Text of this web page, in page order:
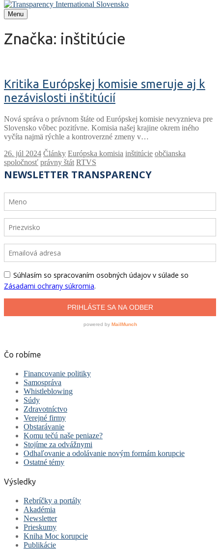
Menu
Značka: inštitúcie
Kritika Európskej komisie smeruje aj k
nezávislosti inštitúcií
Nová správa o právnom štáte od Európskej komisie nevyznieva pre
Slovensko vôbec pozitívne. Komisia našej krajine okrem iného
vyčíta najmä rýchle a kontroverzné zmeny v…
Články Európska komisia inštitúcie občianska
spoločnosť právny štát RTVS
Čo robíme
Financovanie politiky
Samospráva
Whistleblowing
Súdy
Zdravotníctvo
Verejné firmy
Obstarávanie
Komu tečú naše peniaze?
Stojíme za odvážnymi
Odhaľovanie a odolávanie novým formám korupcie
Ostatné témy
Výsledky
Rebríčky a portály
Akadémia
Newsletter
Prieskumy
Kniha Moc korupcie
Publikácie